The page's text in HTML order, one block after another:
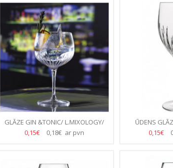
GLĀZE GIN &TONIC/ L.MIXOLOGY/
80CL/800ML-(6.GB/KASTE)
0,15€ 0,18€ ar pvn
ŪDENS
INCANTO
0,15€